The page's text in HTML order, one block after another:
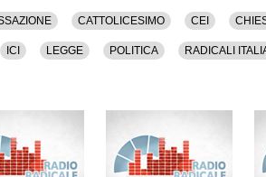
CATTOLICESIMO CEI
ICI LEGGE POLITICA RADICALI